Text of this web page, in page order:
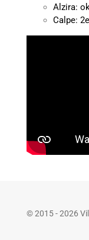
Alzira:
Calpe:
© 2015 - 2026